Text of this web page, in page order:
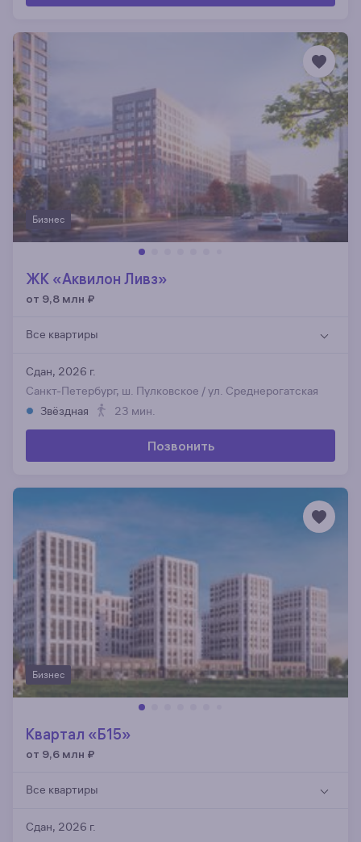
Бизнес
ЖК «Аквилон Ливз»
от 9,8 млн ₽
Все квартиры
Сдан, 2026 г.
Санкт-Петербург, ш. Пулковское / ул. Среднерогатская
Звёздная
23 мин.
Позвонить
Бизнес
Квартал «Б15»
от 9,6 млн ₽
Все квартиры
Сдан, 2026 г.